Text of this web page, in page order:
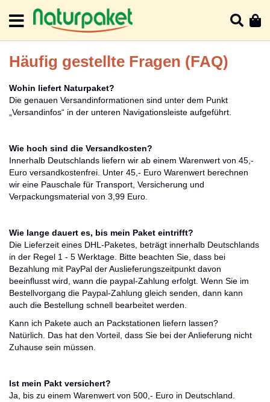
zum
Inhalt
Häufig gestellte Fragen (FAQ)
Wohin liefert Naturpaket?
Die genauen Versandinformationen sind unter dem Punkt
„Versandinfos“ in der unteren Navigationsleiste aufgeführt.
Wie hoch sind die Versandkosten?
Innerhalb Deutschlands liefern wir ab einem Warenwert von 45,-
Euro versandkostenfrei. Unter 45,- Euro Warenwert berechnen
wir eine Pauschale für Transport, Versicherung und
Verpackungsmaterial von 3,99 Euro.
Wie lange dauert es, bis mein Paket eintrifft?
Die Lieferzeit eines DHL-Paketes, beträgt innerhalb Deutschlands
in der Regel 1 - 5 Werktage. Bitte beachten Sie, dass bei
Bezahlung mit PayPal der Auslieferungszeitpunkt davon
beeinflusst wird, wann die paypal-Zahlung erfolgt. Wenn Sie im
Bestellvorgang die Paypal-Zahlung gleich senden, dann kann
auch die Bestellung schnell bearbeitet werden.
Kann ich Pakete auch an Packstationen liefern lassen?
Natürlich. Das hat den Vorteil, dass Sie bei der Anlieferung nicht
Zuhause sein müssen.
Ist mein Pakt versichert?
Ja, bis zu einem Warenwert von 500,- Euro in Deutschland.